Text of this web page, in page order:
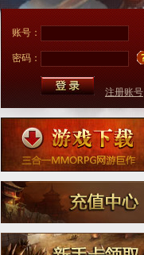
账号：
密码：
注册账号